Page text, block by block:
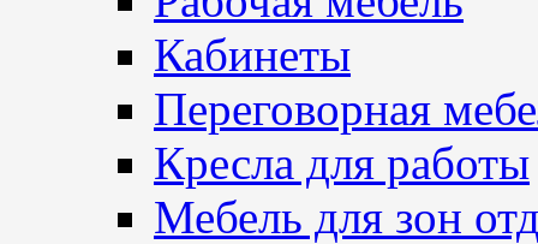
Кабинеты
Переговорная
Кресла для работы
Мебель для зон